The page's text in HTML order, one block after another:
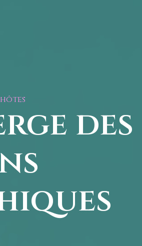
des